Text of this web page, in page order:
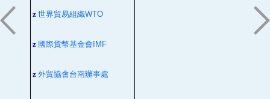
z 世界貿易組織WTO
z 國際貨幣基金會 IMF
z 外貿協會台南辦事處